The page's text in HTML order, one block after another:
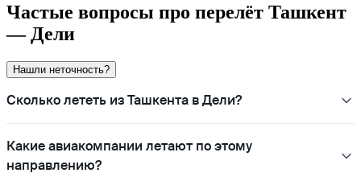
Частые вопросы про перелёт Ташкент
— Дели
Нашли неточность?
Сколько лететь из Ташкента в Дели?
Какие авиакомпании летают по этому
направлению?